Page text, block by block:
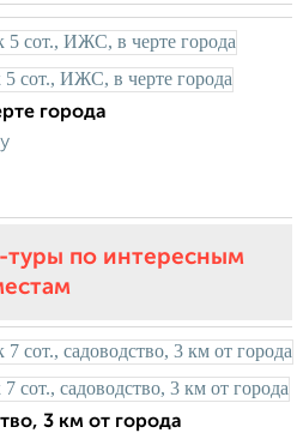
города
туры по интересным
3 км от города